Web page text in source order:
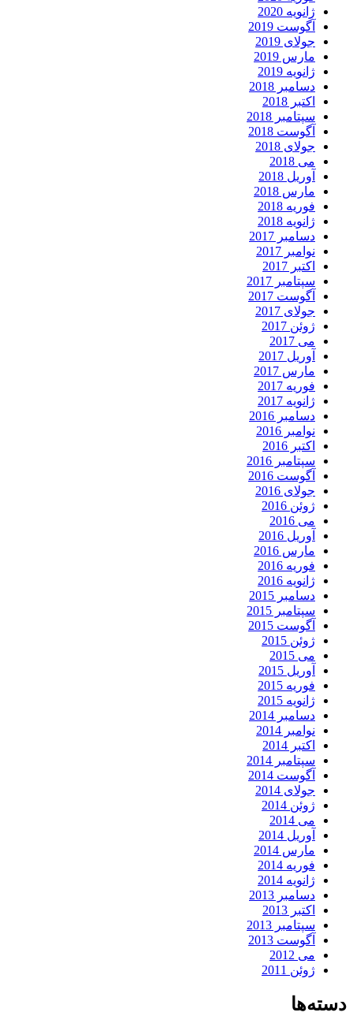
ژانویه 2020
آگوست 2019
جولای 2019
مارس 2019
ژانویه 2019
دسامبر 2018
اکتبر 2018
سپتامبر 2018
آگوست 2018
جولای 2018
می 2018
آوریل 2018
مارس 2018
فوریه 2018
ژانویه 2018
دسامبر 2017
نوامبر 2017
اکتبر 2017
سپتامبر 2017
آگوست 2017
جولای 2017
ژوئن 2017
می 2017
آوریل 2017
مارس 2017
فوریه 2017
ژانویه 2017
دسامبر 2016
نوامبر 2016
اکتبر 2016
سپتامبر 2016
آگوست 2016
جولای 2016
ژوئن 2016
می 2016
آوریل 2016
مارس 2016
فوریه 2016
ژانویه 2016
دسامبر 2015
سپتامبر 2015
آگوست 2015
ژوئن 2015
می 2015
آوریل 2015
فوریه 2015
ژانویه 2015
دسامبر 2014
نوامبر 2014
اکتبر 2014
سپتامبر 2014
آگوست 2014
جولای 2014
ژوئن 2014
می 2014
آوریل 2014
مارس 2014
فوریه 2014
ژانویه 2014
دسامبر 2013
اکتبر 2013
سپتامبر 2013
آگوست 2013
می 2012
ژوئن 2011
دسته‌ها